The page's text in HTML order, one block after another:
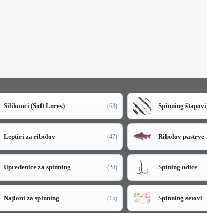
Silikonci (Soft Lures) (63) Spinning štapovi
Leptiri za ribolov (47) Ribolov pastrve
Upredenice za spinning (28) Spining udice
Najloni za spinning (15) Spinning setovi